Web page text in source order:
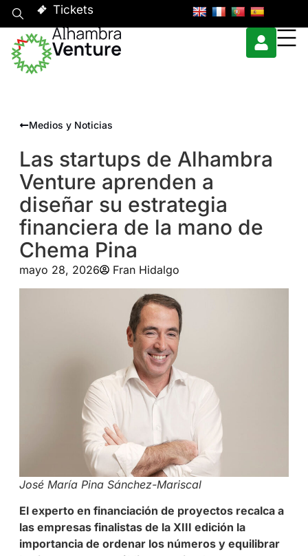
Tickets
Medios y Noticias
Las startups de Alhambra
Venture aprenden a
diseñar su estrategia
financiera de la mano de
Chema Pina
mayo 28, 2026 Fran Hidalgo
José María Pina Sánchez-Mariscal
El experto en financiación de proyectos recalca a
las empresas finalistas de la XIII edición la
importancia de ordenar los números y equilibrar